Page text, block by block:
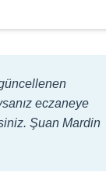
eczaneye
Şuan Mardin